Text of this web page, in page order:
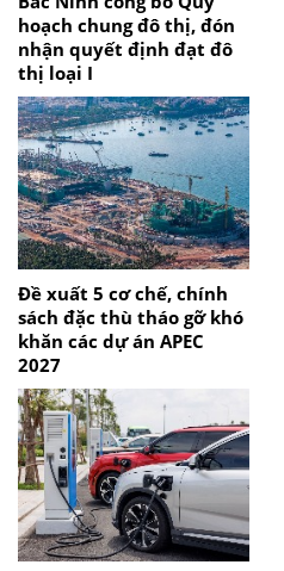
hoạch chung đô thị, đón
nhận quyết định đạt đô
thị loại I
Đề xuất 5 cơ chế, chính
sách đặc thù tháo gỡ khó
khăn các dự án APEC
2027